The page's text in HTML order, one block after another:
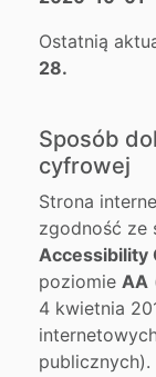
Ostatnią
28.
Sposób
cyfrowej
Strona
zgodność ze
Accessibility
poziomie AA
4 kwietnia
publicznych).